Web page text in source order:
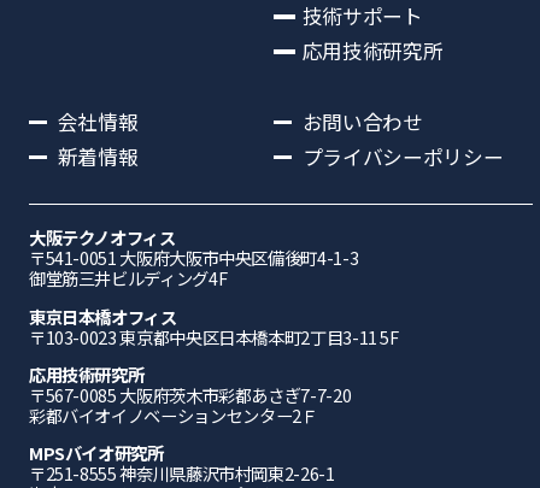
技術サポート
応用技術研究所
会社情報
新着情報
お問い合わせ
プライバシーポリシー
大阪テクノオフィス
〒541-0051 ⼤阪府⼤阪市中央区備後町4-1-3
御堂筋三井ビルディング4F
東京日本橋オフィス
〒103-0023 東京都中央区日本橋本町2丁目3-11 5F
応⽤技術研究所
〒567-0085 ⼤阪府茨⽊市彩都あさぎ7-7-20
彩都バイオイノベーションセンター2Ｆ
MPSバイオ研究所
〒251-8555 神奈川県藤沢市村岡東2-26-1